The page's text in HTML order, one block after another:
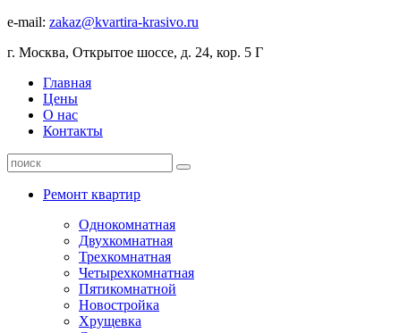
e-mail: zakaz@kvartira-krasivo.ru
г. Москва, Открытое шоссе, д. 24, кор. 5 Г
Главная
Цены
О нас
Контакты
Ремонт квартир
Однокомнатная
Двухкомнатная
Трехкомнатная
Четырехкомнатная
Пятикомнатной
Новостройка
Хрущевка